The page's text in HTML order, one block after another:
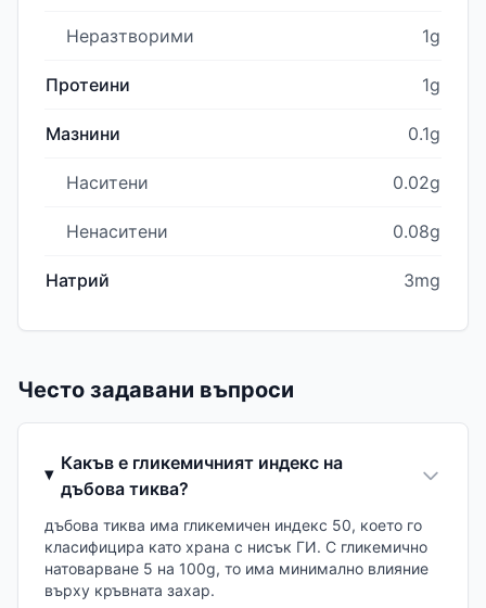
Неразтворими 1g
Протеини 1g
Мазнини 0.1g
Наситени 0.02g
Ненаситени 0.08g
Натрий 3mg
Често задавани въпроси
Какъв е гликемичният индекс на
дъбова тиква?
дъбова тиква има гликемичен индекс 50, което го
класифицира като храна с нисък ГИ. С гликемично
натоварване 5 на 100g, то има минимално влияние
върху кръвната захар.